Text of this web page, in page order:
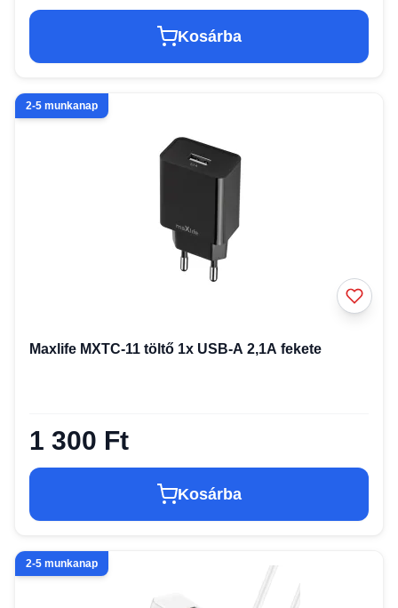
Kosárba
2-5 munkanap
Maxlife MXTC-11 töltő 1x USB-A 2,1A fekete
1 300 Ft
Kosárba
2-5 munkanap